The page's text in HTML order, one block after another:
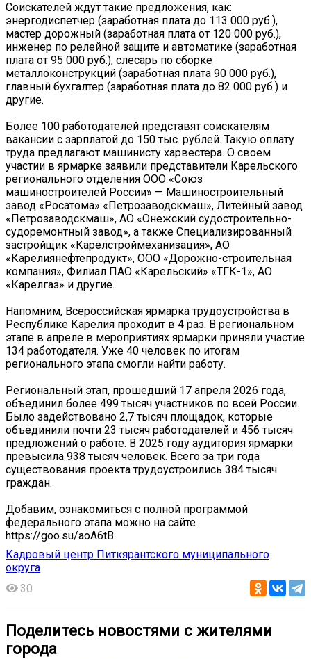
Соискателей ждут такие предложения, как:
энергодиспетчер (заработная плата до 113 000 руб.),
мастер дорожный (заработная плата от 120 000 руб.),
инженер по релейной защите и автоматике (заработная
плата от 95 000 руб.), слесарь по сборке
металлоконструкций (заработная плата 90 000 руб.),
главный бухгалтер (заработная плата до 82 000 руб.) и
другие.
Более 100 работодателей представят соискателям
вакансии с зарплатой до 150 тыс. рублей. Такую оплату
труда предлагают машинисту харвестера. О своем
участии в ярмарке заявили представители Карельского
регионального отделения ООО «Союз
машиностроителей России» — Машиностроительный
завод «Росатома» «Петрозаводскмаш», Литейный завод
«Петрозаводскмаш», АО «Онежский судостроительно-
судоремонтный завод», а также Специализированный
застройщик «Карелстроймеханизация», АО
«Карелиянефтепродукт», ООО «Дорожно-строительная
компания», Филиал ПАО «Карельский» «ТГК-1», АО
«Карелгаз» и другие.
Напомним, Всероссийская ярмарка трудоустройства в
Республике Карелия проходит в 4 раз. В региональном
этапе в апреле в мероприятиях ярмарки приняли участие
134 работодателя. Уже 40 человек по итогам
регионального этапа смогли найти работу.
Региональный этап, прошедший 17 апреля 2026 года,
объединил более 499 тысяч участников по всей России.
Было задействовано 2,7 тысяч площадок, которые
объединили почти 23 тысяч работодателей и 456 тысяч
предложений о работе. В 2025 году аудитория ярмарки
превысила 938 тысяч человек. Всего за три года
существования проекта трудоустроились 384 тысяч
граждан.
️Добавим, ознакомиться с полной программой
федерального этапа можно на сайте
https://goo.su/aoA6tB.️
Кадровый центр Питкярантского муниципального
округа
30
Поделитесь новостями с жителями
города